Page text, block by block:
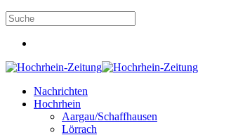
Nachrichten
Hochrhein
Aargau/Schaffhausen
Lörrach